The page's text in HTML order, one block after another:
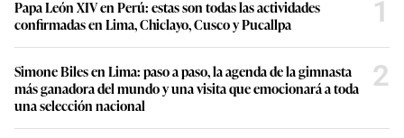
Papa León XIV en Perú: estas son todas las actividades
confirmadas en Lima, Chiclayo, Cusco y Pucallpa
1
Simone Biles en Lima: paso a paso, la agenda de la gimnasta
más ganadora del mundo y una visita que emocionará a toda
una selección nacional
2